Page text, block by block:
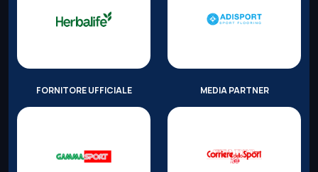
FORNITORE UFFICIALE MEDIA PARTNER